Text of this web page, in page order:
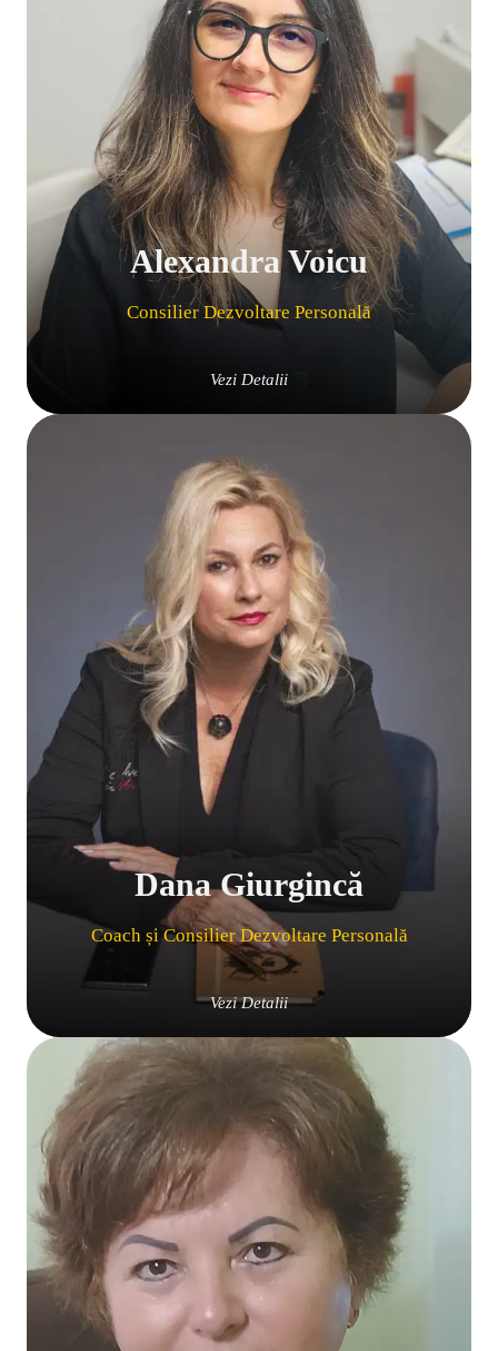
Alexandra Voicu
Consilier Dezvoltare Personală
Vezi Detalii
Dana Giurgincă
Coach și Consilier Dezvoltare Personală
Vezi Detalii